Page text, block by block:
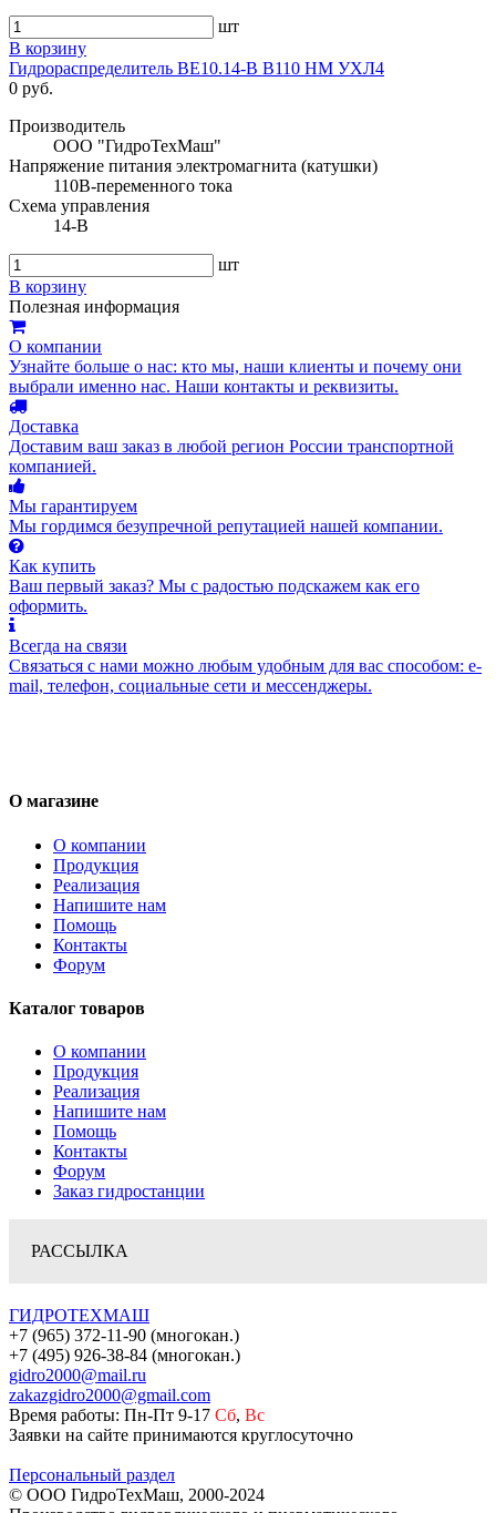
шт
В корзину
Гидрораспределитель ВЕ10.14-В В110 НМ УХЛ4
0 руб.
Производитель
ООО "ГидроТехМаш"
Напряжение питания электромагнита (катушки)
110В-переменного тока
Схема управления
14-В
шт
В корзину
Полезная информация
О компании
Узнайте больше о нас: кто мы, наши клиенты и почему они
выбрали именно нас. Наши контакты и реквизиты.
Доставка
Доставим ваш заказ в любой регион России транспортной
компанией.
Мы гарантируем
Мы гордимся безупречной репутацией нашей компании.
Как купить
Ваш первый заказ? Мы с радостью подскажем как его
оформить.
Всегда на связи
Связаться с нами можно любым удобным для вас способом: e-
mail, телефон, социальные сети и мессенджеры.
О магазине
О компании
Продукция
Реализация
Напишите нам
Помощь
Контакты
Форум
Каталог товаров
О компании
Продукция
Реализация
Напишите нам
Помощь
Контакты
Форум
Заказ гидростанции
РАССЫЛКА
ГИДРОТЕХМАШ
+7 (965) 372-11-90 (многокан.)
+7 (495) 926-38-84 (многокан.)
gidro2000@mail.ru
zakazgidro2000@gmail.com
Время работы: Пн-Пт 9-17 Сб, Вс
Заявки на сайте принимаются круглосуточно
Персональный раздел
© ООО ГидроТехМаш, 2000-2024